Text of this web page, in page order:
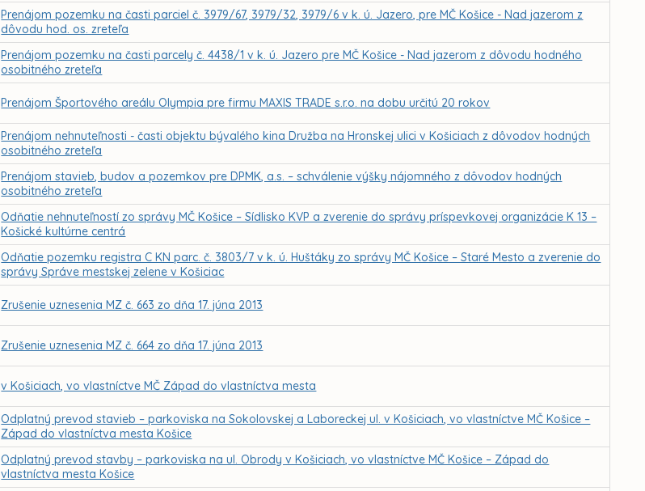
Prenájom pozemku na časti parciel č. 3979/67, 3979/32, 3979/6 v k. ú. Jazero, pre MČ Košice - Nad jazerom z
dôvodu hod. os. zreteľa
Prenájom pozemku na časti parcely č. 4438/1 v k. ú. Jazero pre MČ Košice - Nad jazerom z dôvodu hodného
osobitného zreteľa
Prenájom Športového areálu Olympia pre firmu MAXIS TRADE s.r.o. na dobu určitú 20 rokov
Prenájom nehnuteľnosti - časti objektu bývalého kina Družba na Hronskej ulici v Košiciach z dôvodov hodných
osobitného zreteľa
Prenájom stavieb, budov a pozemkov pre DPMK, a.s. – schválenie výšky nájomného z dôvodov hodných
osobitného zreteľa
Odňatie nehnuteľností zo správy MČ Košice – Sídlisko KVP a zverenie do správy príspevkovej organizácie K 13 –
Košické kultúrne centrá
Odňatie pozemku registra C KN parc. č. 3803/7 v k. ú. Huštáky zo správy MČ Košice – Staré Mesto a zverenie do
správy Správe mestskej zelene v Košiciac
Zrušenie uznesenia MZ č. 663 zo dňa 17. júna 2013
Zrušenie uznesenia MZ č. 664 zo dňa 17. júna 2013
v Košiciach, vo vlastníctve MČ Západ do vlastníctva mesta
Odplatný prevod stavieb – parkoviska na Sokolovskej a Laboreckej ul. v Košiciach, vo vlastníctve MČ Košice –
Západ do vlastníctva mesta Košice
Odplatný prevod stavby – parkoviska na ul. Obrody v Košiciach, vo vlastníctve MČ Košice – Západ do
vlastníctva mesta Košice